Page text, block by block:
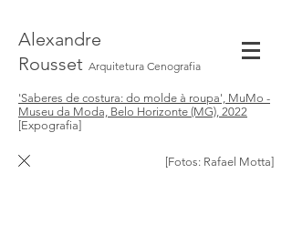
Alexandre
Rousset Arquitetura Cenografia
'Saberes de costura: do molde à roupa', MuMo -
Museu da Moda, Belo Horizonte (MG), 2022
[Expografia]
[Fotos: Rafael Motta]